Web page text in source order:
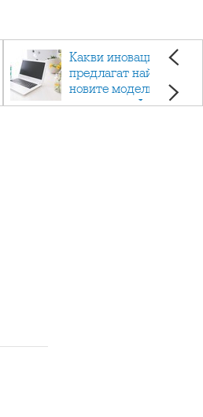
Какви иновации
предлагат най-
новите модели
лаптопи на Acer?